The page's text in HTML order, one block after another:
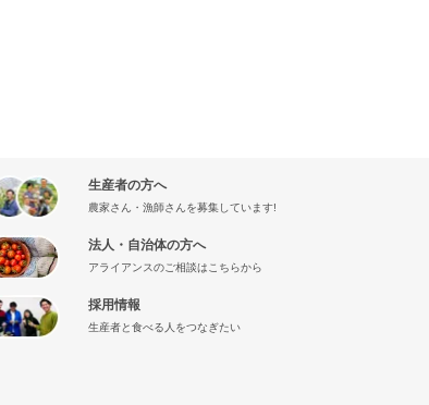
生産者の方へ
農家さん・漁師さんを募集しています!
法人・自治体の方へ
アライアンスのご相談はこちらから
採用情報
生産者と食べる人をつなぎたい